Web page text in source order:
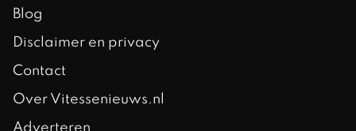
Blog
Disclaimer en privacy
Contact
Over Vitessenieuws.nl
Adverteren